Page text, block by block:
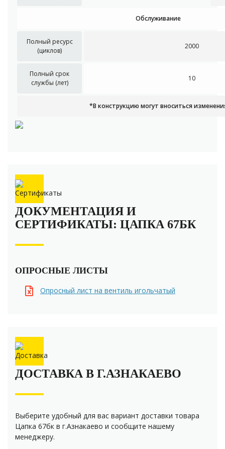
Обслуживание
Полный ресурс
(циклов)
2000
Полный срок
службы (лет)
10
*В конструкцию могут вноситься
ДОКУМЕНТАЦИЯ И
СЕРТИФИКАТЫ: ЦАПКА 67БК
ОПРОСНЫЕ ЛИСТЫ
Опросный лист на вентиль игольчатый
ДОСТАВКА В Г.АЗНАКАЕВО
Выберите удобный для вас вариант доставки товара
Цапка 67бк в г.Азнакаево и сообщите нашему
менеджеру.